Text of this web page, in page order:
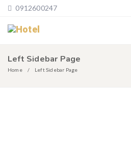
0912600247
Left Sidebar Page
Home Left Sidebar Page